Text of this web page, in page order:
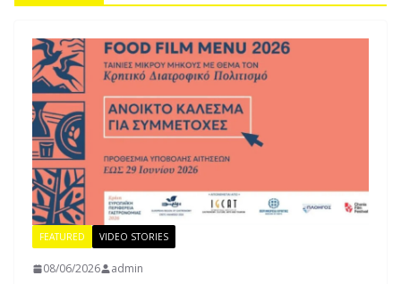
FEATURED VIDEO STORIES
08/06/2026 admin